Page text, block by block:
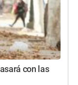
con las